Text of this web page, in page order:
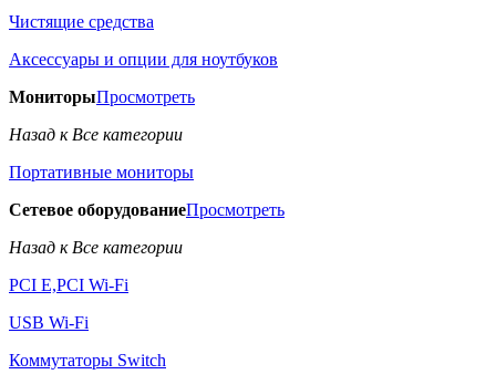
Чистящие средства
Аксессуары и опции для ноутбуков
МониторыПросмотреть
Назад к Все категории
Портативные мониторы
Сетевое оборудованиеПросмотреть
Назад к Все категории
PCI E,PCI Wi-Fi
USB Wi-Fi
Коммутаторы Switch